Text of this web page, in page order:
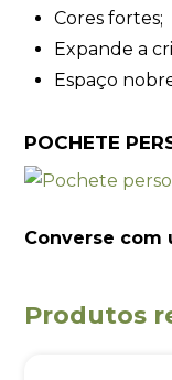
Cores fortes;
Expande a
Espaço
POCHETE
Converse com
Produtos